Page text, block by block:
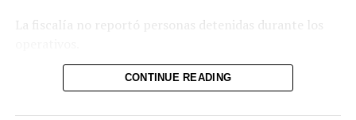
La fiscalía no reportó personas detenidas durante los
Las plantas clandestinas fueron localizadas en los
CONTINUE READING